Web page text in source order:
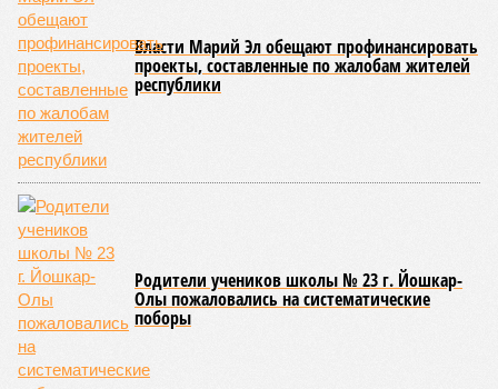
нынешнем сезоне функционирует 299 таких учреждений,
причём 14 из них относятся к загородному типу. Сотрудники
ведомства осуществили 105 выездных проверок и
профилактических визитов, что позволило охватить
проверочными действиями значительную долю лагерей. По
итогам проведённых мероприятий различные нарушения
были зафиксированы в 33 учреждениях. В адрес
администраций этих объектов были вынесены
предписания, обязывающие устранить выявленные
недостатки.
Среди наиболее часто встречающихся нарушений
оказались следующие: ненадлежащее содержание
территории и несоблюдение санитарно-гигиенических норм
на ней; нарушения в процессе организации питания детей и
при обеспечении питьевого режима; а также
несвоевременное или неполное проведение медицинских